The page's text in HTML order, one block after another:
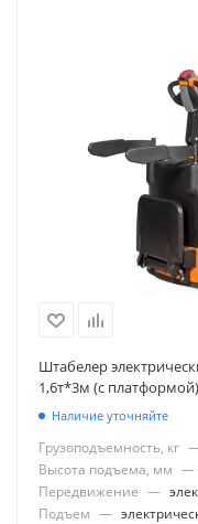
Штабелер
1,6т*3м (с
Наличие уточняйте
Грузоподъемность, кг
Высота подъема, мм —
Передвижение —
Подъем —